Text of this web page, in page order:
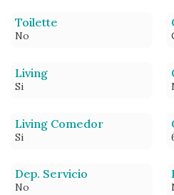
Toilette
No
Living
Si
Living Comedor
Si
Dep. Servicio
No